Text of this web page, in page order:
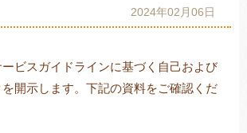
トレキング DIDIM
2024年02月06日
ビスガイドラインに基づく自己および
開示します。下記の資料をご確認くだ